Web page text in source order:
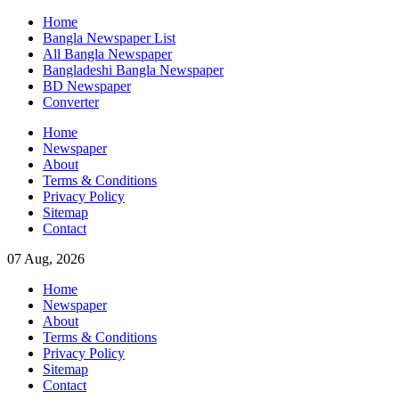
Skip
content
Home
Bangla Newspaper List
All Bangla Newspaper
Bangladeshi Bangla Newspaper
BD Newspaper
Converter
Home
Newspaper
About
Terms & Conditions
Privacy Policy
Sitemap
Contact
07 Aug, 2026
Home
Newspaper
About
Terms & Conditions
Privacy Policy
Sitemap
Contact